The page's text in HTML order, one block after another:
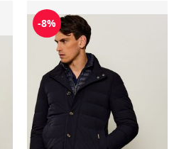
MooRER
Kurtka męska casual
-8%